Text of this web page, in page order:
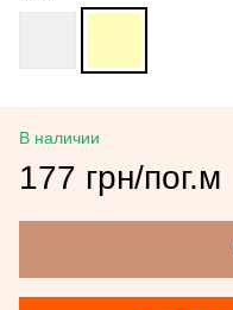
В наличии
177 грн/пог.м